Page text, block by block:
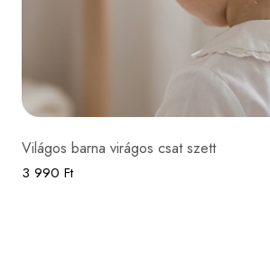
Világos barna virágos csat szett
3 990 Ft